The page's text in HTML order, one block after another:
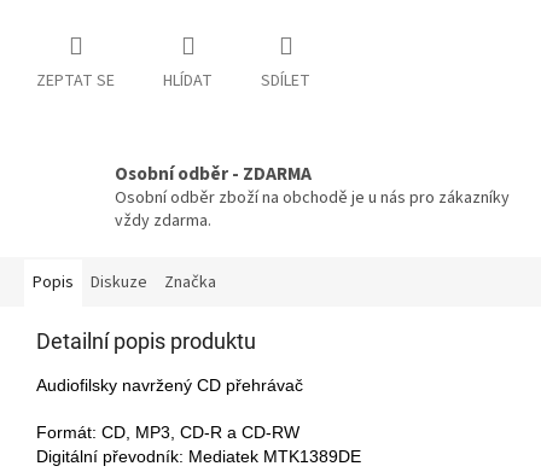
ZEPTAT SE HLÍDAT SDÍLET
Osobní odběr - ZDARMA
Osobní odběr zboží na obchodě je u nás pro zákazníky
vždy zdarma.
Popis Diskuze Značka
Detailní popis produktu
Audiofilsky navržený CD přehrávač
Formát: CD, MP3, CD-R a CD-RW
Digitální převodník: Mediatek MTK1389DE